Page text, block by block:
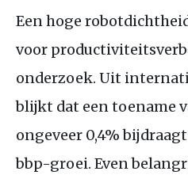
Een hoge
voor
onderzoek. Uit
blijkt dat een toename
ongeveer 0,4%
bbp-groei. Even